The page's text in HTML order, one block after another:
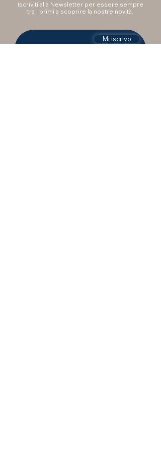
Iscriviti alla Newsletter per essere sempre
tra i primi a scoprire la nostre novità.
Mi iscrivo